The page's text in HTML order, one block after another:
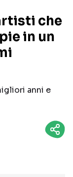
EVENTI
che
in un
anni e